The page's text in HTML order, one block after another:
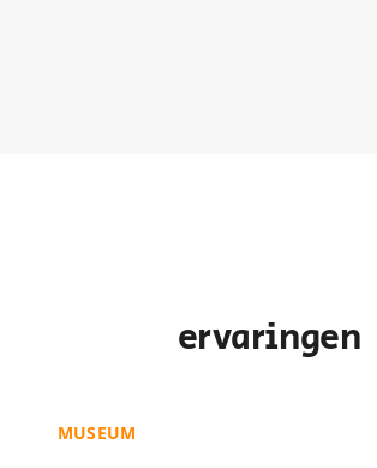
ervaringen
MUSEUM